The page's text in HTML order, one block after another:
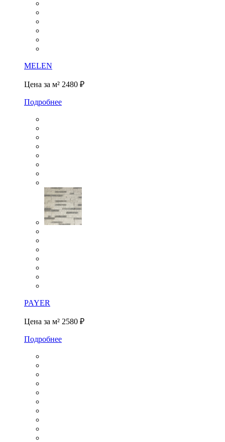
MELEN
Цена за м² 2480 ₽
Подробнее
PAYER
Цена за м² 2580 ₽
Подробнее